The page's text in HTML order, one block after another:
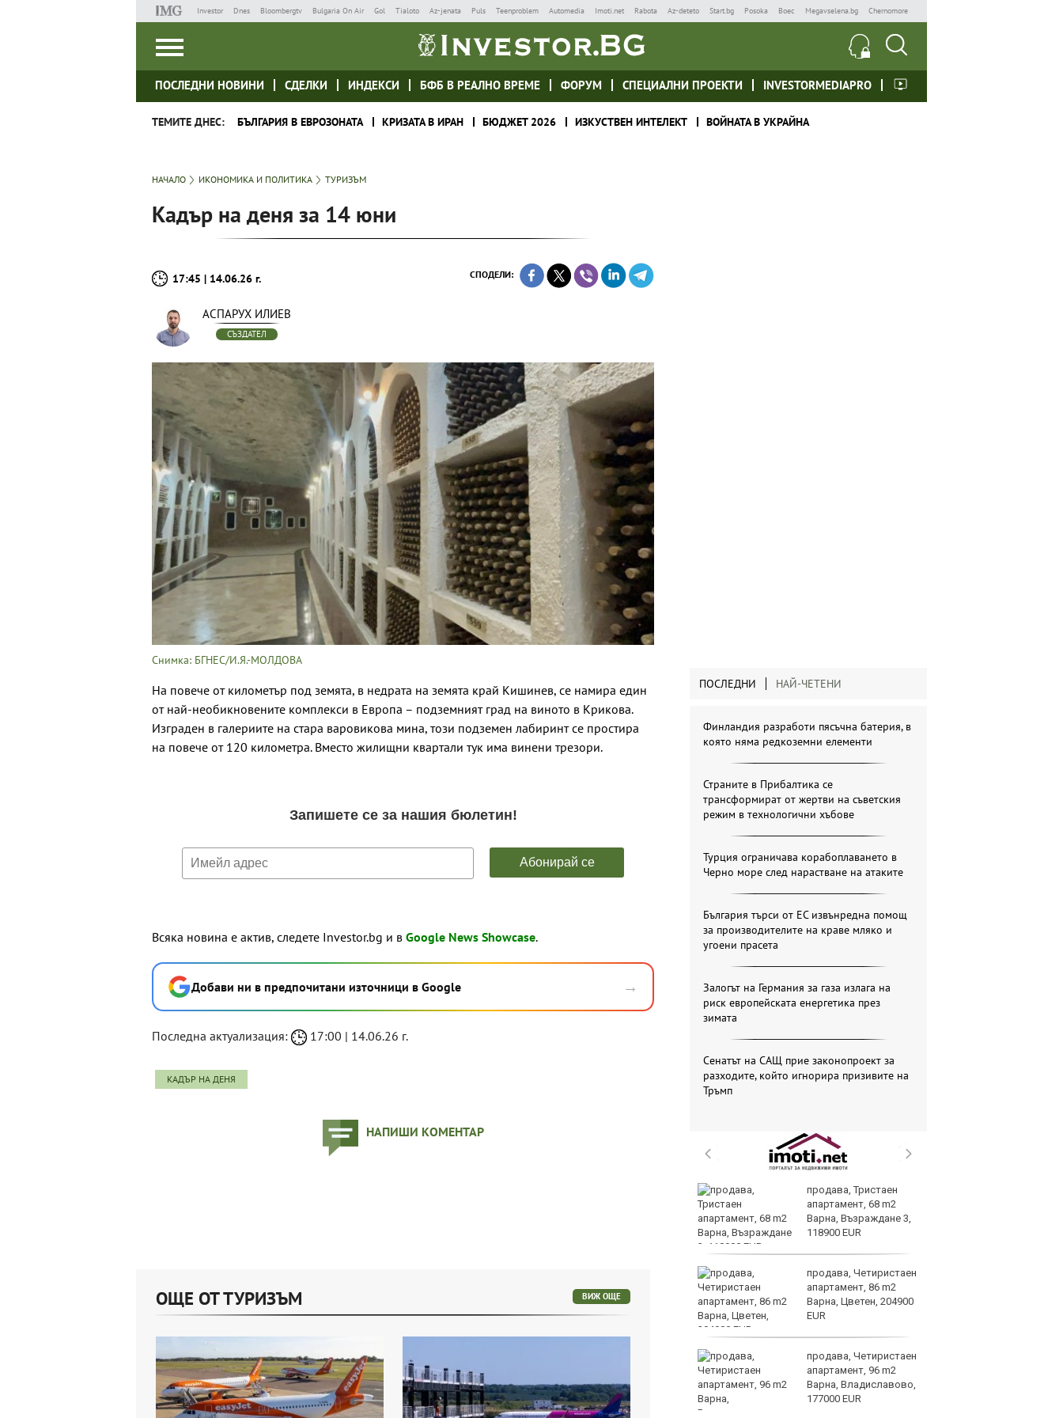
Investor Dnes Bloombergtv Bulgaria On Air Gol Tialoto Az-jenata Puls Teenproblem Automedia Imoti.net Rabota Az-deteto Start.bg Posoka Boec Megavselena.bg Chernomore
ПОСЛЕДНИ НОВИНИ СДЕЛКИ ИНДЕКСИ БФБ В РЕАЛНО ВРЕМЕ ФОРУМ СПЕЦИАЛНИ ПРОЕКТИ INVESTORMEDIAPRO
ТЕМИТЕ ДНЕС: БЪЛГАРИЯ В ЕВРОЗОНАТА КРИЗАТА В ИРАН БЮДЖЕТ 2026 ИЗКУСТВЕН ИНТЕЛЕКТ ВОЙНАТА В УКРАЙНА
НАЧАЛО ИКОНОМИКА И ПОЛИТИКА ТУРИЗЪМ
Кадър на деня за 14 юни
17:45 | 14.06.26 г. СПОДЕЛИ:
АСПАРУХ ИЛИЕВ
СЪЗДАТЕЛ
Снимка: БГНЕС/И.Я.-МОЛДОВА
На повече от километър под земята, в недрата на земята край Кишинев, се намира един
от най-необикновените комплекси в Европа – подземният град на виното в Крикова.
Изграден в галериите на стара варовикова мина, този подземен лабиринт се простира
на повече от 120 километра. Вместо жилищни квартали тук има винени трезори.
Всяка новина е актив, следете Investor.bg и в Google News Showcase.
Добави ни в предпочитани източници в Google →
Последна актуализация: 17:00 | 14.06.26 г.
КАДЪР НА ДЕНЯ
НАПИШИ КОМЕНТАР
ПОСЛЕДНИ НАЙ-ЧЕТЕНИ
Финландия разработи пясъчна батерия, в
която няма редкоземни елементи
Страните в Прибалтика се
трансформират от жертви на съветския
режим в технологични хъбове
Турция ограничава корабоплаването в
Черно море след нарастване на атаките
България търси от ЕС извънредна помощ
за производителите на краве мляко и
угоени прасета
Залогът на Германия за газа излага на
риск европейската енергетика през
зимата
Сенатът на САЩ прие законопроект за
разходите, който игнорира призивите на
Тръмп
Меси
на Сърбия
продава, Тристаен
апартамент, 68 m2
Варна, Възраждане 3,
118900 EUR
продава, Четиристаен
апартамент, 86 m2
Варна, Цветен, 204900
EUR
продава, Четиристаен
апартамент, 96 m2
Варна, Владиславово,
177000 EUR
ОЩЕ ОТ ТУРИЗЪМ ВИЖ ОЩЕ